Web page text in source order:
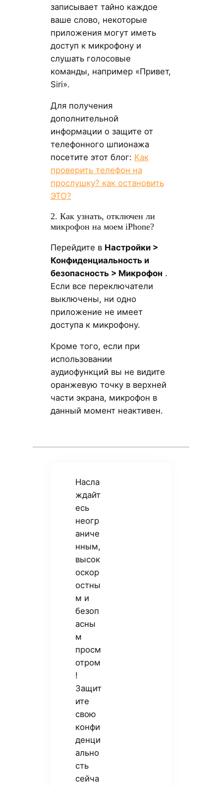
записывает тайно каждое
ваше слово, некоторые
приложения могут иметь
доступ к микрофону и
слушать голосовые
команды, например «Привет,
Siri».
Для получения
дополнительной
информации о защите от
телефонного шпионажа
посетите этот блог: Как
проверить телефон на
прослушку? как остановить
ЭТО?
2. Как узнать, отключен ли
микрофон на моем iPhone?
Перейдите в Настройки >
Конфиденциальность и
безопасность > Микрофон .
Если все переключатели
выключены, ни одно
приложение не имеет
доступа к микрофону.
Кроме того, если при
использовании
аудиофункций вы не видите
оранжевую точку в верхней
части экрана, микрофон в
данный момент неактивен.
Насла
ждайт
есь
неогр
аниче
нным,
высок
оскор
остны
м и
безоп
асны
м
просм
отром
!
Защит
ите
свою
конфи
денци
ально
сть
сейча